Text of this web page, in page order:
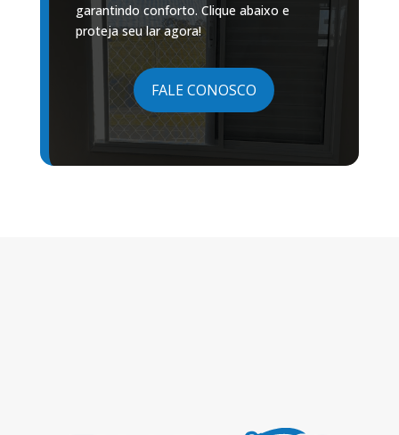
garantindo conforto. Clique abaixo e
proteja seu lar agora!
FALE CONOSCO